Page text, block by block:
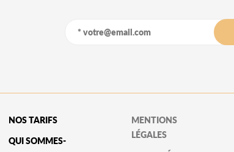
NOS TARIFS
QUI SOMMES-
MENTIONS
LÉGALES